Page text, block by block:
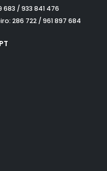
/ 933 841 476
286 722 / 961 897 684